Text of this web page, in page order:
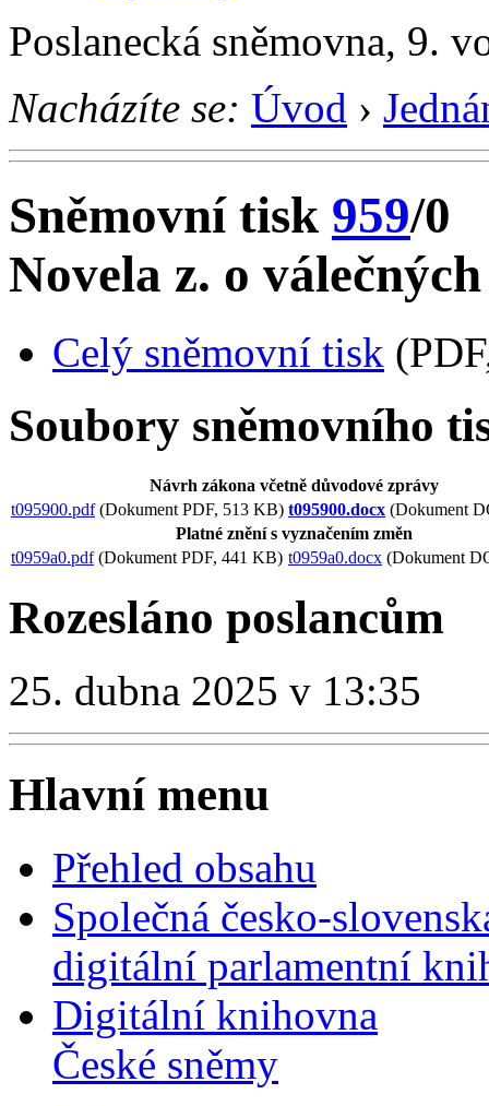
Poslanecká sněmovna, 9.
Nacházíte se: Úvod ›
Sněmovní tisk 959/0
Novela z. o
Celý sněmovní tisk
Soubory sněmovního
Návrh zákona včetně důvodové zprávy
t095900.pdf(Dokument PDF, 513 KB) t095900.docx (Dokument
Platné znění s vyznačením změn
t0959a0.pdf(Dokument PDF, 441 KB) t0959a0.docx (Dokument
Rozesláno poslancům
25. dubna 2025 v 13:35
Hlavní menu
Přehled obsahu
Společná česko-
digitální parlamentní
Digitální knihovna
České sněmy